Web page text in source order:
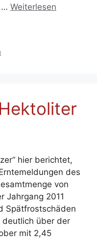
… Weiterlesen
hier berichtet,
des
von
Jahrgang 2011
Spätfrostschäden
deutlich über der
mit 2,45